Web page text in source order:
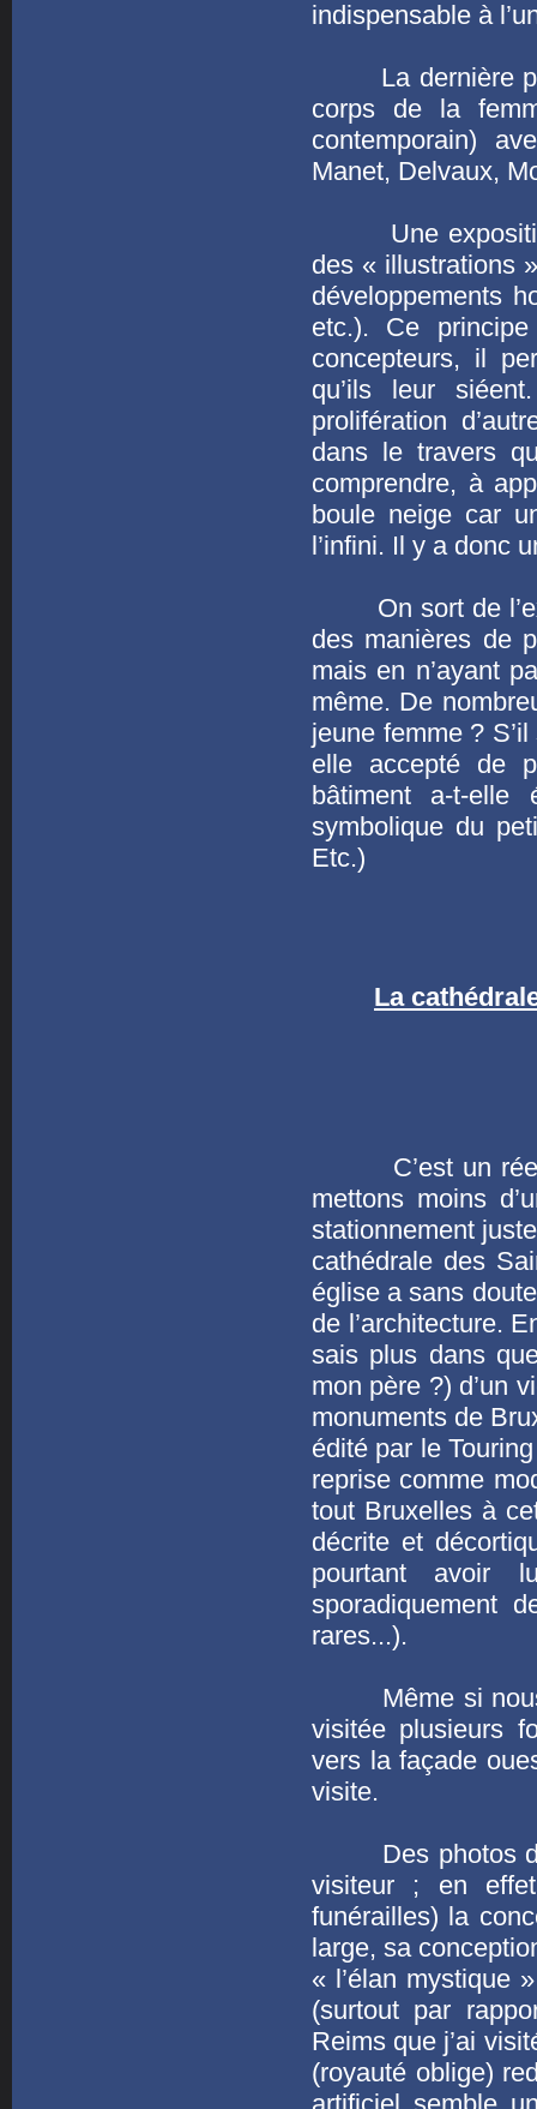
indispensable à
La dernière
corps de la
contemporain)
Manet, Delvaux,
Une exposition
des « illustrations
développements
etc.). Ce
concepteurs, il
qu’ils leur
prolifération
dans le travers
comprendre, à
boule neige car
l’infini. Il y a donc
On sort de
des manières de
mais en n’ayant
même. De
jeune femme ?
elle accepté de
bâtiment a-t-elle
symbolique du
Etc.)
La
C’est un réel
mettons moins
stationnement
cathédrale des
église a sans
de l’architecture.
sais plus dans
mon père ?) d’un
monuments de
édité par le
reprise comme
tout Bruxelles à
décrite et
pourtant avoir
sporadiquement
rares...).
Même si nous
visitée plusieurs
vers la façade
visite.
Des photos de
visiteur ; en
funérailles) la
large, sa
« l’élan mystique
(surtout par
Reims que j’ai
(royauté oblige)
artificiel semble